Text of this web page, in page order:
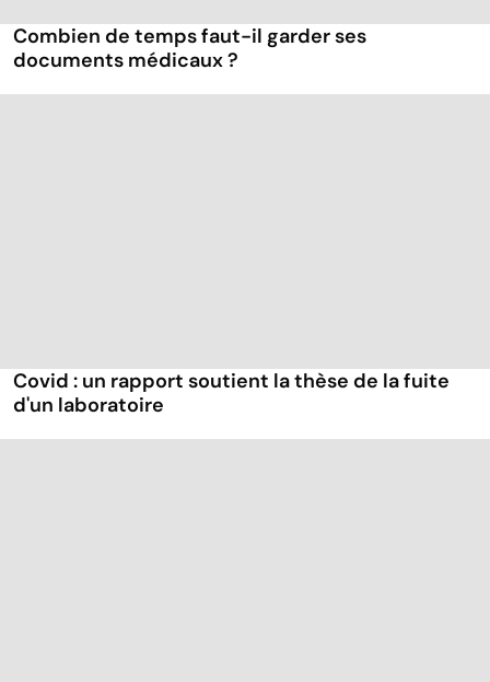
Combien de temps faut-il garder ses
documents médicaux ?
Covid : un rapport soutient la thèse de la fuite
d'un laboratoire